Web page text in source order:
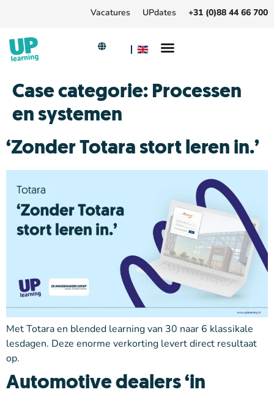
Vacatures UPdates +31 (0)88 44 66 700
Case categorie: Processen
en systemen
‘Zonder Totara stort leren in.’
Met Totara en blended learning van 30 naar 6 klassikale
lesdagen. Deze enorme verkorting levert direct resultaat
op.
Automotive dealers ‘in